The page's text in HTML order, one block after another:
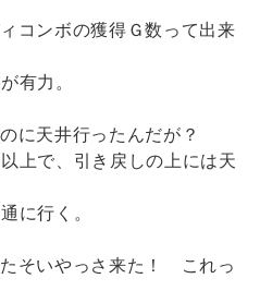
コンボの獲得Ｇ数って出来
有力。
に天井行ったんだが？
上で、引き戻しの上には天
に行く。
そいやっさ来た！ これっ